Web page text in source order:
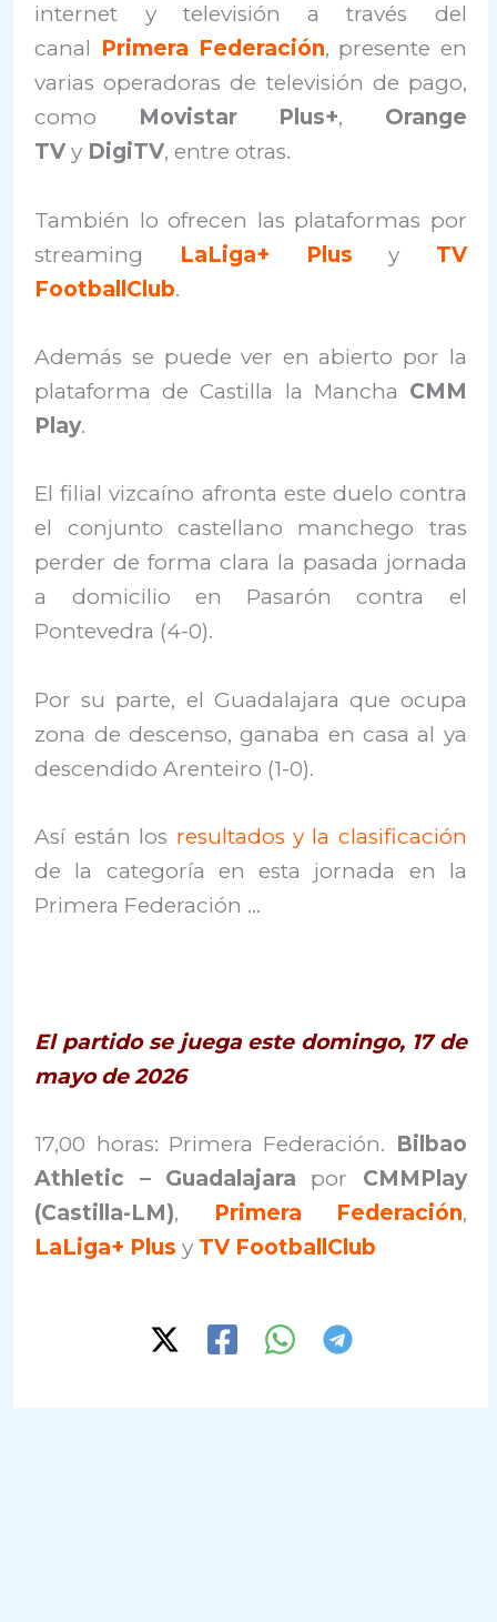
internet y televisión a través del
canal Primera Federación, presente en
varias operadoras de televisión de pago,
como Movistar Plus+, Orange
TV y DigiTV, entre otras.
También lo ofrecen las plataformas por
streaming LaLiga+ Plus y TV
FootballClub.
Además se puede ver en abierto por la
plataforma de Castilla la Mancha CMM
Play.
El filial vizcaíno afronta este duelo contra
el conjunto castellano manchego tras
perder de forma clara la pasada jornada
a domicilio en Pasarón contra el
Pontevedra (4-0).
Por su parte, el Guadalajara que ocupa
zona de descenso, ganaba en casa al ya
descendido Arenteiro (1-0).
Así están los resultados y la clasificación
de la categoría en esta jornada en la
Primera Federación …
El partido se juega este domingo, 17 de
mayo de 2026
17,00 horas: Primera Federación. Bilbao
Athletic – Guadalajara por CMMPlay
(Castilla-LM), Primera Federación,
LaLiga+ Plus y TV FootballClub